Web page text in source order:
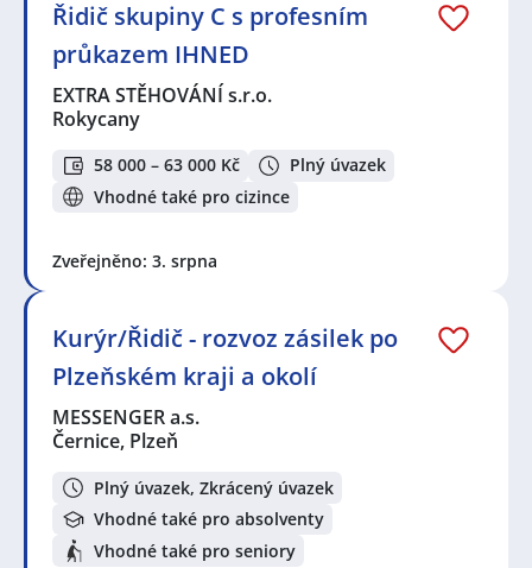
Řidič skupiny C s profesním
průkazem IHNED
EXTRA STĚHOVÁNÍ s.r.o.
Rokycany
58 000 – 63 000 Kč
Plný úvazek
Vhodné také pro cizince
Zveřejněno: 3. srpna
Kurýr/Řidič - rozvoz zásilek po
Plzeňském kraji a okolí
MESSENGER a.s.
Černice, Plzeň
Plný úvazek, Zkrácený úvazek
Vhodné také pro absolventy
Vhodné také pro seniory